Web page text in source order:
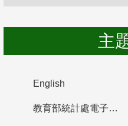
主
English
教育部統計處電子書櫃